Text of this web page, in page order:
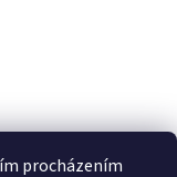
procházením